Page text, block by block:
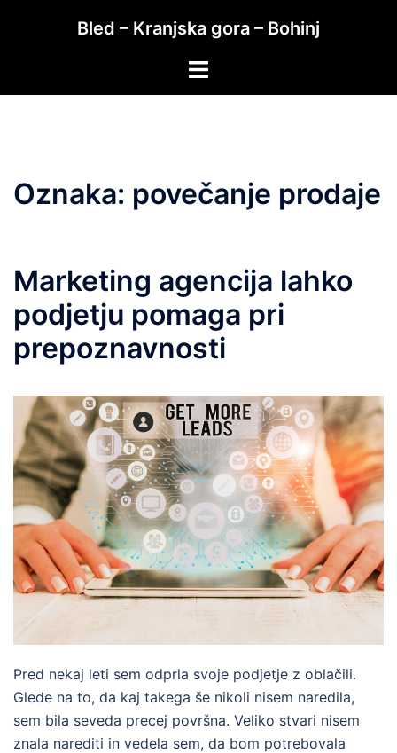
Bled – Kranjska gora – Bohinj
Toggle
Oznaka: povečanje prodaje
Marketing agencija lahko
podjetju pomaga pri
prepoznavnosti
Pred nekaj leti sem odprla svoje podjetje z oblačili.
Glede na to, da kaj takega še nikoli nisem naredila,
sem bila seveda precej površna. Veliko stvari nisem
znala narediti in vedela sem, da bom potrebovala